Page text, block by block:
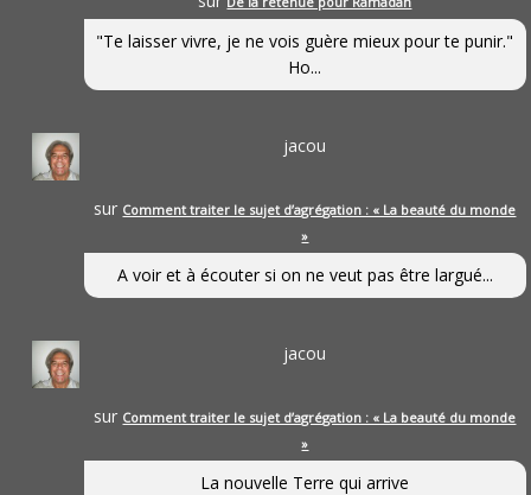
"Te laisser vivre, je ne vois guère mieux pour te punir."
Ho...
jacou
sur Comment traiter le sujet d’agrégation : « La beauté du monde
»
A voir et à écouter si on ne veut pas être largué...
jacou
sur Comment traiter le sujet d’agrégation : « La beauté du monde
»
La nouvelle Terre qui arrive